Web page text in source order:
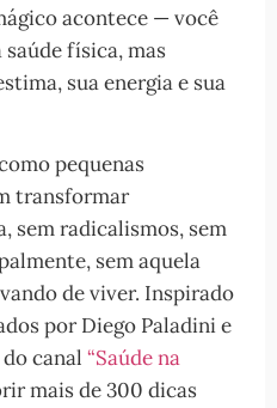
acontece — você
saúde física, mas
sua energia e sua
pequenas
transformar
sem radicalismos, sem
sem aquela
de viver. Inspirado
por Diego Paladini e
canal “Saúde na
mais de 300 dicas